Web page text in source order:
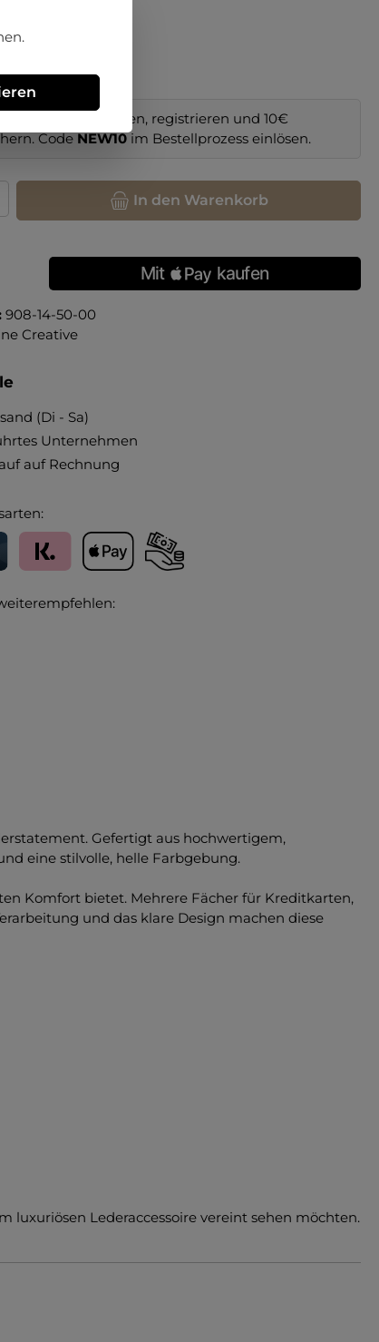
Shop bestellen, registrieren und 10€
Code NEW10 im Bestellprozess einlösen.
den gewünschten Wert ein oder benutze die
In den Warenkorb
908-14-50-00
Creative
(Di - Sa)
Unternehmen
auf Rechnung
Gefertigt aus hochwertigem,
eine stilvolle, helle Farbgebung.
Komfort bietet. Mehrere Fächer für Kreditkarten,
und das klare Design machen diese
luxuriösen Lederaccessoire vereint sehen möchten.